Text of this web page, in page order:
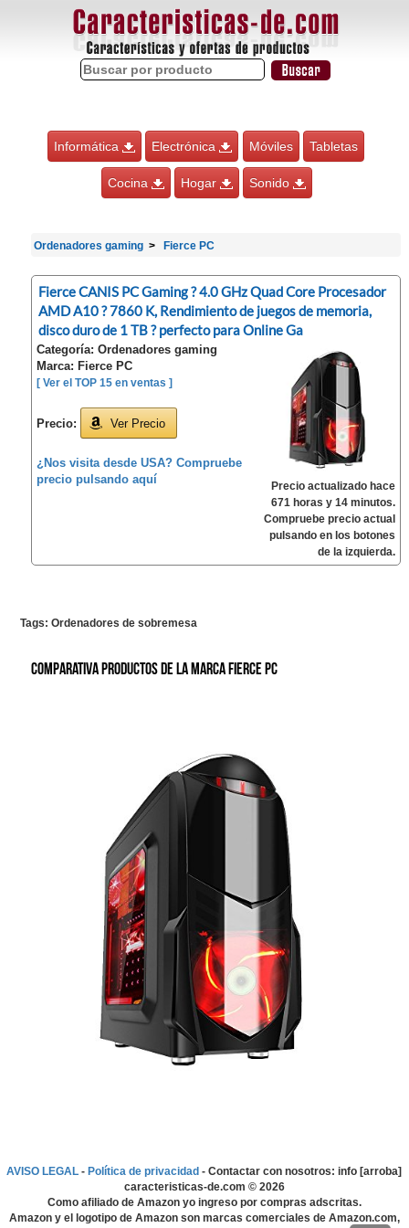
Informática Electrónica Móviles Tabletas
Cocina Hogar Sonido
Ordenadores gaming Fierce PC
Fierce CANIS PC Gaming ? 4.0 GHz Quad Core Procesador
AMD A10 ? 7860 K, Rendimiento de juegos de memoria,
disco duro de 1 TB ? perfecto para Online Ga
Categoría: Ordenadores gaming
Marca: Fierce PC
[ Ver el TOP 15 en ventas ]
Precio: Ver Precio
¿Nos visita desde USA? Compruebe
precio pulsando aquí
Precio actualizado hace
671 horas y 14 minutos.
Compruebe precio actual
pulsando en los botones
de la izquierda.
Tags: Ordenadores de sobremesa
Comparativa productos de la marca Fierce PC
AVISO LEGAL -Política de privacidad - Contactar con nosotros: info [arroba]
caracteristicas-de.com © 2026
Como afiliado de Amazon yo ingreso por compras adscritas.
Amazon y el logotipo de Amazon son marcas comerciales de Amazon.com,